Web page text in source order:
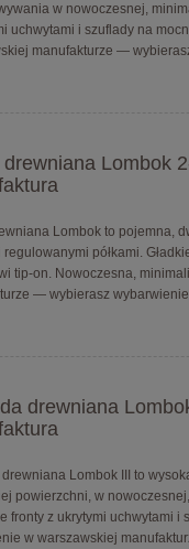
w nowoczesnej,
uchwytami i szuflady na
manufakturze —
drewniana Lombok
Lombok to pojemna,
regulowanymi półkami.
tip-on. Nowoczesna,
— wybierasz
drewniana
drewniana Lombok III to
powierzchni, w
fronty z ukrytymi uchwytami
w warszawskiej